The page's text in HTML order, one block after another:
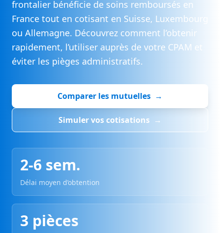
frontalier bénéficie de soins remboursés en
France tout en cotisant en Suisse, Luxembourg
ou Allemagne. Découvrez comment l’obtenir
rapidement, l’utiliser auprès de votre CPAM et
éviter les pièges administratifs.
Comparer les mutuelles →
Simuler vos cotisations →
2-6 sem.
Délai moyen d’obtention
3 pièces